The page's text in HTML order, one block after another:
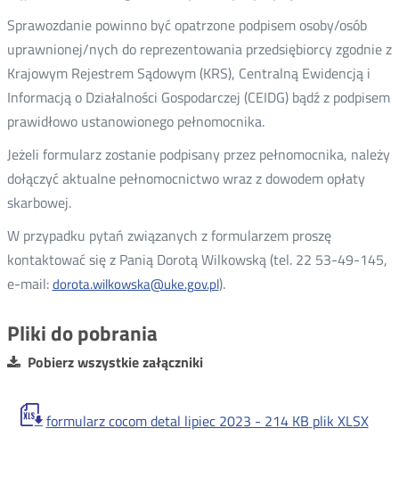
Sprawozdanie powinno być opatrzone podpisem osoby/osób
uprawnionej/nych do reprezentowania przedsiębiorcy zgodnie z
Krajowym Rejestrem Sądowym (KRS), Centralną Ewidencją i
Informacją o Działalności Gospodarczej (CEIDG) bądź z podpisem
prawidłowo ustanowionego pełnomocnika.
Jeżeli formularz zostanie podpisany przez pełnomocnika, należy
dołączyć aktualne pełnomocnictwo wraz z dowodem opłaty
skarbowej.
W przypadku pytań związanych z formularzem proszę
kontaktować się z Panią Dorotą Wilkowską (tel. 22 53-49-145,
e-mail:dorota.wilkowska@uke.gov.pl).
Pliki do pobrania
Pobierz wszystkie załączniki
formularz cocom detal lipiec 2023 - 214 KB plik XLSX